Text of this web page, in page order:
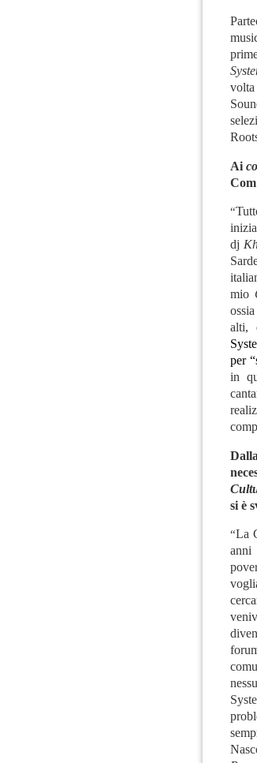
Ai
“
dj
mio
alti,
per
in
si è
“La
anni